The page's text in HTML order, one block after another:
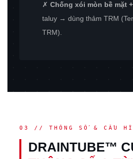
✗Chống xói mòn bề mặt
taluy → dùng thảm TRM
TRM).
03 // THÔNG SỐ & CẤU
DRAINTUBE™